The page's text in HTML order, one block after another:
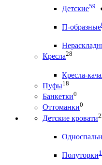
Детские59
П-образные
Кресла28
Кресла-
Пуфы18
Банкетки0
Оттоманки0
Детские кровати
Полуторки